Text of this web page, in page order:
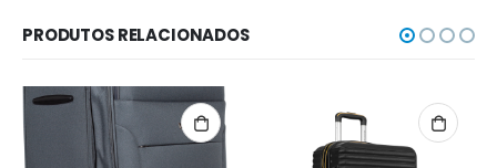
PRODUTOS RELACIONADOS